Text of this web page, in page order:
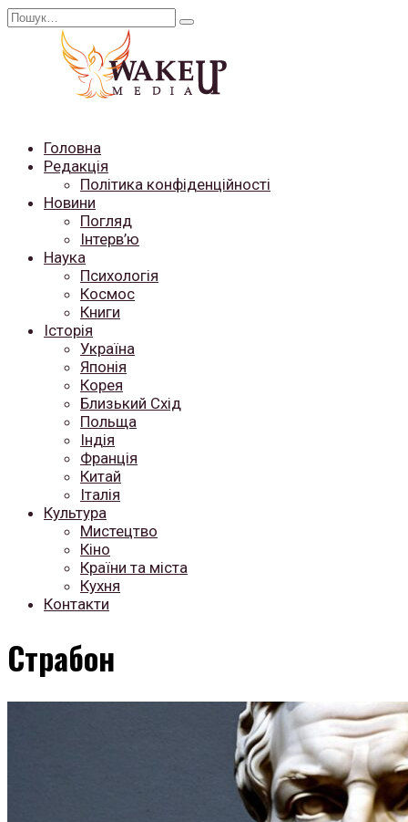
Перейти
Search
Головна
Редакція
Політика конфіденційності
Новини
Погляд
Інтерв’ю
Наука
Психологія
Космос
Книги
Історія
Україна
Японія
Корея
Близький Схід
Польща
Індія
Франція
Китай
Італія
Культура
Мистецтво
Кіно
Країни та міста
Кухня
Контакти
Страбон